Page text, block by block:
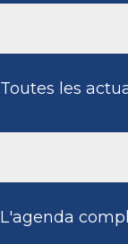
Toutes les
L'agenda